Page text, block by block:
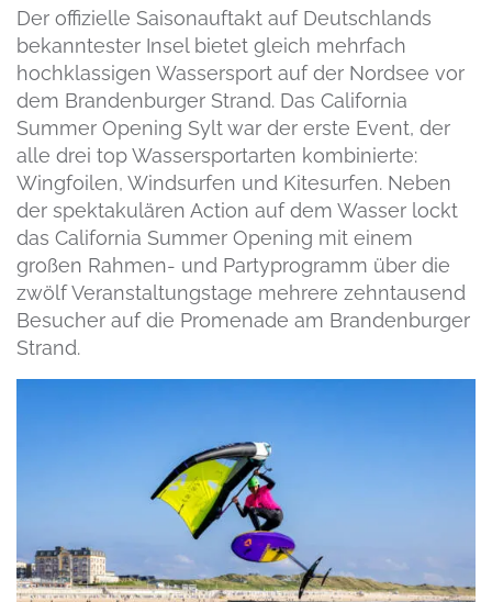
Der offizielle Saisonauftakt auf Deutschlands
bekanntester Insel bietet gleich mehrfach
hochklassigen Wassersport auf der Nordsee vor
dem Brandenburger Strand. Das California
Summer Opening Sylt war der erste Event, der
alle drei top Wassersportarten kombinierte:
Wingfoilen, Windsurfen und Kitesurfen. Neben
der spektakulären Action auf dem Wasser lockt
das California Summer Opening mit einem
großen Rahmen- und Partyprogramm über die
zwölf Veranstaltungstage mehrere zehntausend
Besucher auf die Promenade am Brandenburger
Strand.